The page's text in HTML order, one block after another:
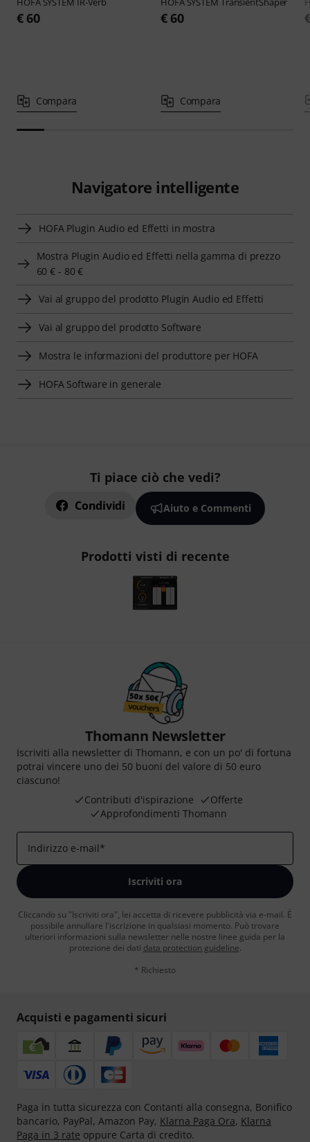
€ 60
Compara
€ 60
Compara
Navigatore intelligente
HOFA Plugin Audio ed Effetti in mostra
Mostra Plugin Audio ed Effetti nella gamma di prezzo
60 € - 80 €
Vai al gruppo del prodotto Plugin Audio ed Effetti
Vai al gruppo del prodotto Software
Mostra le informazioni del produttore per HOFA
HOFA Software in generale
Ti piace ciò che vedi?
Condividi Aiuto e Commenti
Prodotti visti di recente
Thomann Newsletter
Iscriviti alla newsletter di Thomann, e con un po' di fortuna
potrai vincere uno dei 50 buoni del valore di 50 euro
ciascuno!
Contributi d'ispirazione
Offerte
Approfondimenti Thomann
Indirizzo e-mail*
Iscriviti ora
Cliccando su "Iscriviti ora", lei accetta di ricevere pubblicità via e-mail. È
possibile annullare l'iscrizione in qualsiasi momento. Può trovare
ulteriori informazioni sulla newsletter nelle nostre linee guida per la
protezione dei dati data protection guideline.
* Richiesto
Acquisti e pagamenti sicuri
Paga in tutta sicurezza con Contanti alla consegna, Bonifico
bancario, PayPal, Amazon Pay, Klarna Paga Ora, Klarna
Paga in 3 rate oppure Carta di credito.